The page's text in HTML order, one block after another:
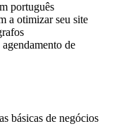
português
a otimizar seu site
de
básicas de negócios